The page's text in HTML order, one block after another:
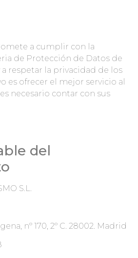
a cumplir con la
de Protección de Datos de
respetar la privacidad de los
es ofrecer el mejor servicio al
necesario contar con sus
del
S.L.
nº 170, 2º C. 28002. Madrid